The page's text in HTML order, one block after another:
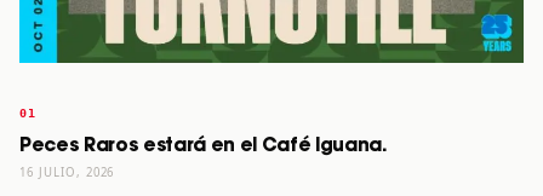
Peces Raros estará en el Café Iguana.
16 JULIO, 2026